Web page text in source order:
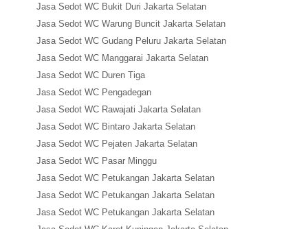
Jasa Sedot WC Bukit Duri Jakarta Selatan
Jasa Sedot WC Warung Buncit Jakarta Selatan
Jasa Sedot WC Gudang Peluru Jakarta Selatan
Jasa Sedot WC Manggarai Jakarta Selatan
Jasa Sedot WC Duren Tiga
Jasa Sedot WC Pengadegan
Jasa Sedot WC Rawajati Jakarta Selatan
Jasa Sedot WC Bintaro Jakarta Selatan
Jasa Sedot WC Pejaten Jakarta Selatan
Jasa Sedot WC Pasar Minggu
Jasa Sedot WC Petukangan Jakarta Selatan
Jasa Sedot WC Petukangan Jakarta Selatan
Jasa Sedot WC Petukangan Jakarta Selatan